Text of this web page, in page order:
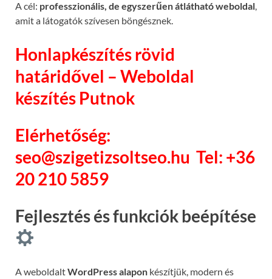
A cél: professzionális, de egyszerűen átlátható weboldal,
amit a látogatók szívesen böngésznek.
Honlapkészítés rövid
határidővel – Weboldal
készítés Putnok
Elérhetőség:
seo@szigetizsoltseo.hu Tel: +36
20 210 5859
Fejlesztés és funkciók beépítése
A weboldaltWordPress alapon készítjük, modern és